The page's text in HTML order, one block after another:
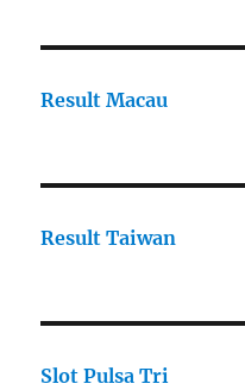
Result Macau
Result Taiwan
Slot Pulsa Tri